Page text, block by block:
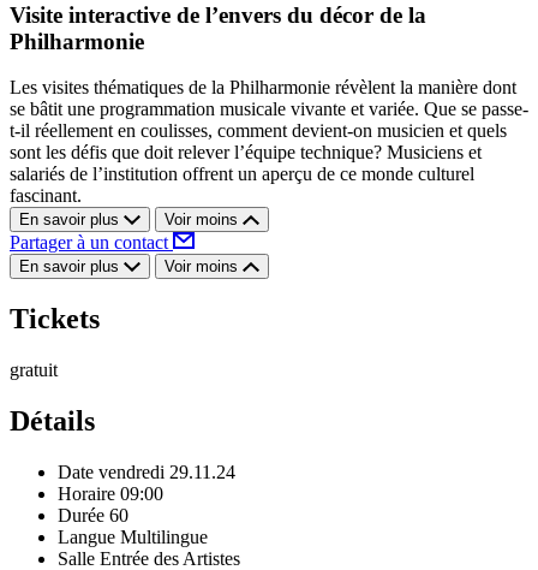
Visite interactive de l’envers du décor de la
Philharmonie
Les visites thématiques de la Philharmonie révèlent la manière dont
se bâtit une programmation musicale vivante et variée. Que se passe-
t-il réellement en coulisses, comment devient-on musicien et quels
sont les défis que doit relever l’équipe technique? Musiciens et
salariés de l’institution offrent un aperçu de ce monde culturel
fascinant.
En savoir plus Voir moins
Partager à un contact
En savoir plus Voir moins
Tickets
gratuit
Détails
Date vendredi 29.11.24
Horaire 09:00
Durée 60
Langue Multilingue
Salle Entrée des Artistes